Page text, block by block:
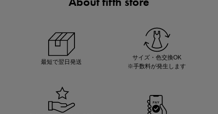
最短で翌日発送
サイズ・色交換OK
※手数料が発生します